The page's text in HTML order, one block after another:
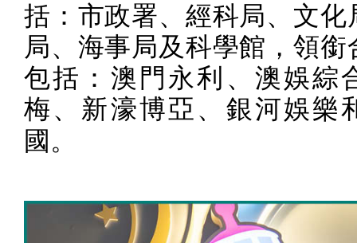
括：市政署、經科局、文化
局、海事局及科學館，領銜
包括：澳門永利、澳娛綜
梅、新濠博亞、銀河娛樂
國。